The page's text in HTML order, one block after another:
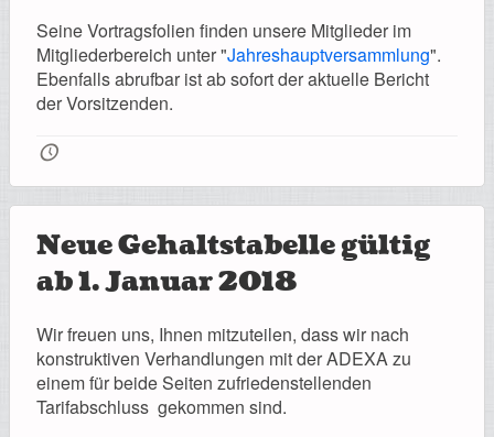
Impressionen
Hilfe
Seine Vortragsfolien finden unsere Mitglieder im
Mitgliederbereich unter "Jahreshauptversammlung".
Ebenfalls abrufbar ist ab sofort der aktuelle Bericht
der Vorsitzenden.
🕔
Neue Gehaltstabelle gültig
ab 1. Januar 2018
Wir freuen uns, Ihnen mitzuteilen, dass wir nach
konstruktiven Verhandlungen mit der ADEXA zu
einem für beide Seiten zufriedenstellenden
Tarifabschluss gekommen sind.